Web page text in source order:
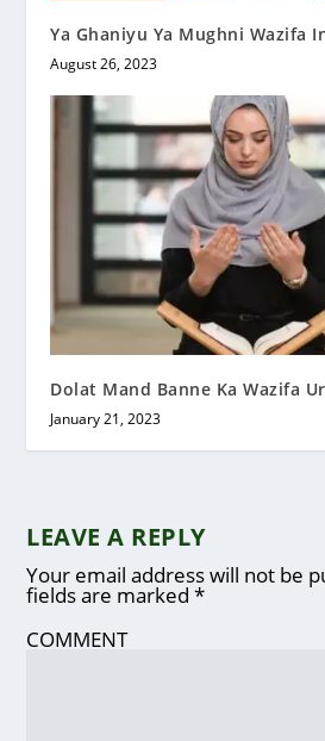
Ya Ghaniyu Ya Mughni Wazifa
August 26, 2023
Dolat Mand Banne Ka Wazifa
January 21, 2023
LEAVE A REPLY
Your email address will not be
fields are marked*
COMMENT